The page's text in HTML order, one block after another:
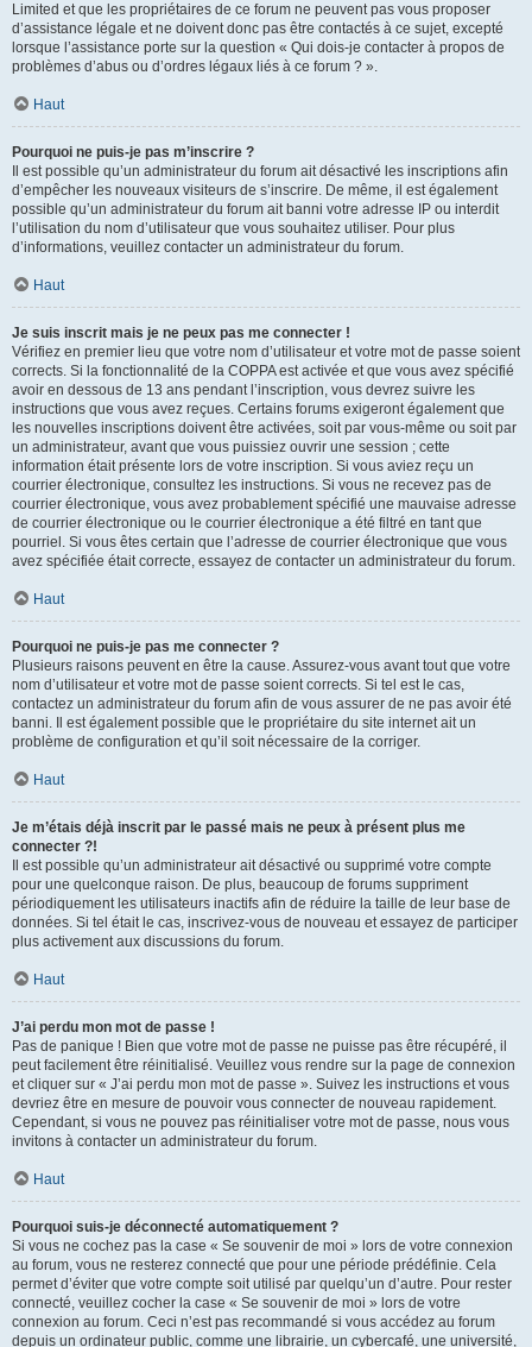
Limited et que les propriétaires de ce forum ne peuvent pas vous proposer
d’assistance légale et ne doivent donc pas être contactés à ce sujet, excepté
lorsque l’assistance porte sur la question « Qui dois-je contacter à propos de
problèmes d’abus ou d’ordres légaux liés à ce forum ? ».
Haut
Pourquoi ne puis-je pas m’inscrire ?
Il est possible qu’un administrateur du forum ait désactivé les inscriptions afin
d’empêcher les nouveaux visiteurs de s’inscrire. De même, il est également
possible qu’un administrateur du forum ait banni votre adresse IP ou interdit
l’utilisation du nom d’utilisateur que vous souhaitez utiliser. Pour plus
d’informations, veuillez contacter un administrateur du forum.
Haut
Je suis inscrit mais je ne peux pas me connecter !
Vérifiez en premier lieu que votre nom d’utilisateur et votre mot de passe soient
corrects. Si la fonctionnalité de la COPPA est activée et que vous avez spécifié
avoir en dessous de 13 ans pendant l’inscription, vous devrez suivre les
instructions que vous avez reçues. Certains forums exigeront également que
les nouvelles inscriptions doivent être activées, soit par vous-même ou soit par
un administrateur, avant que vous puissiez ouvrir une session ; cette
information était présente lors de votre inscription. Si vous aviez reçu un
courrier électronique, consultez les instructions. Si vous ne recevez pas de
courrier électronique, vous avez probablement spécifié une mauvaise adresse
de courrier électronique ou le courrier électronique a été filtré en tant que
pourriel. Si vous êtes certain que l’adresse de courrier électronique que vous
avez spécifiée était correcte, essayez de contacter un administrateur du forum.
Haut
Pourquoi ne puis-je pas me connecter ?
Plusieurs raisons peuvent en être la cause. Assurez-vous avant tout que votre
nom d’utilisateur et votre mot de passe soient corrects. Si tel est le cas,
contactez un administrateur du forum afin de vous assurer de ne pas avoir été
banni. Il est également possible que le propriétaire du site internet ait un
problème de configuration et qu’il soit nécessaire de la corriger.
Haut
Je m’étais déjà inscrit par le passé mais ne peux à présent plus me
connecter ?!
Il est possible qu’un administrateur ait désactivé ou supprimé votre compte
pour une quelconque raison. De plus, beaucoup de forums suppriment
périodiquement les utilisateurs inactifs afin de réduire la taille de leur base de
données. Si tel était le cas, inscrivez-vous de nouveau et essayez de participer
plus activement aux discussions du forum.
Haut
J’ai perdu mon mot de passe !
Pas de panique ! Bien que votre mot de passe ne puisse pas être récupéré, il
peut facilement être réinitialisé. Veuillez vous rendre sur la page de connexion
et cliquer sur « J’ai perdu mon mot de passe ». Suivez les instructions et vous
devriez être en mesure de pouvoir vous connecter de nouveau rapidement.
Cependant, si vous ne pouvez pas réinitialiser votre mot de passe, nous vous
invitons à contacter un administrateur du forum.
Haut
Pourquoi suis-je déconnecté automatiquement ?
Si vous ne cochez pas la case « Se souvenir de moi » lors de votre connexion
au forum, vous ne resterez connecté que pour une période prédéfinie. Cela
permet d’éviter que votre compte soit utilisé par quelqu’un d’autre. Pour rester
connecté, veuillez cocher la case « Se souvenir de moi » lors de votre
connexion au forum. Ceci n’est pas recommandé si vous accédez au forum
depuis un ordinateur public, comme une librairie, un cybercafé, une université,